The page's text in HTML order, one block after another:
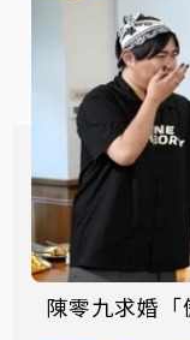
陳零九求婚